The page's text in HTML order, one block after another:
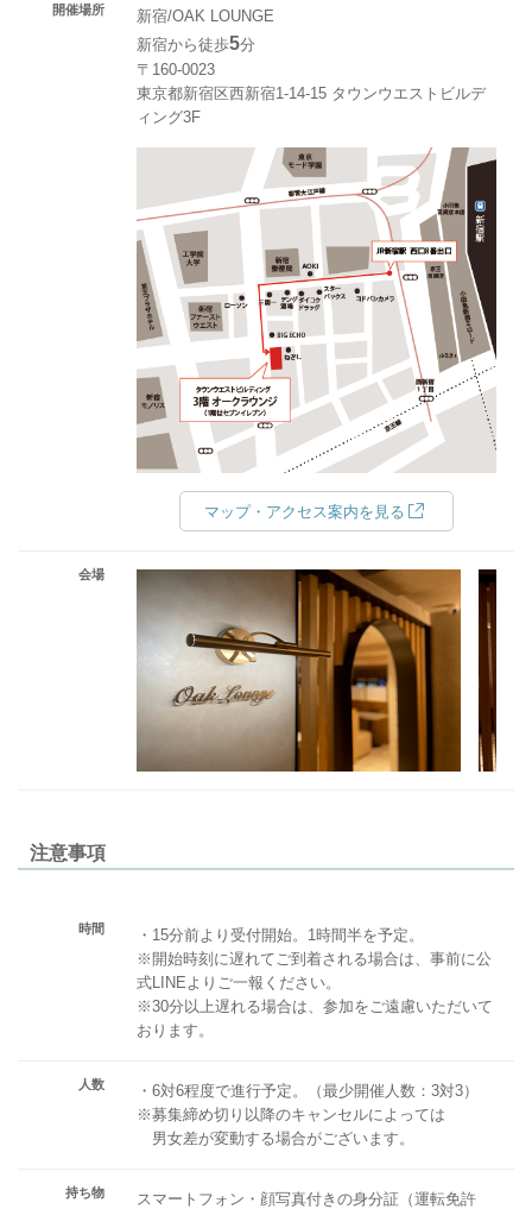
開催場所
新宿/OAK LOUNGE
新宿から徒歩5分
〒160-0023
東京都新宿区西新宿1-14-15 タウンウエストビルデ
ィング3F
マップ・アクセス案内を見る
会場
注意事項
時間
・15分前より受付開始。1時間半を予定。
※開始時刻に遅れてご到着される場合は、事前に公
式LINEよりご一報ください。
※30分以上遅れる場合は、参加をご遠慮いただいて
おります。
人数
・6対6程度で進行予定。（最少開催人数：3対3）
※募集締め切り以降のキャンセルによっては
男女差が変動する場合がございます。
持ち物
スマートフォン・顔写真付きの身分証（運転免許